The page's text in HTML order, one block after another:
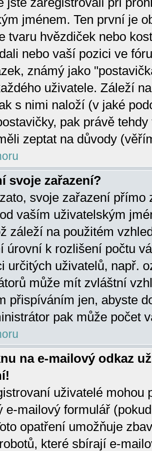
jménem. Ten první je
tvaru hvězdiček nebo
nebo vaší pozici ve
známý jako
uživatele. Záleží
s nimi naloží (v jaké
pak právě
zeptat na důvody
svoje zařazení?
svoje zařazení přímo
vaším uživatelským
záleží na použitém
úrovní k rozlišení počtu
určitých uživatelů, např.
může mít zvláštní
přispíváním jen, abyste
pak může počet
na e-mailový odkaz
uživatelé mohou
e-mailový formulář
opatření umožňuje
které sbírají e-